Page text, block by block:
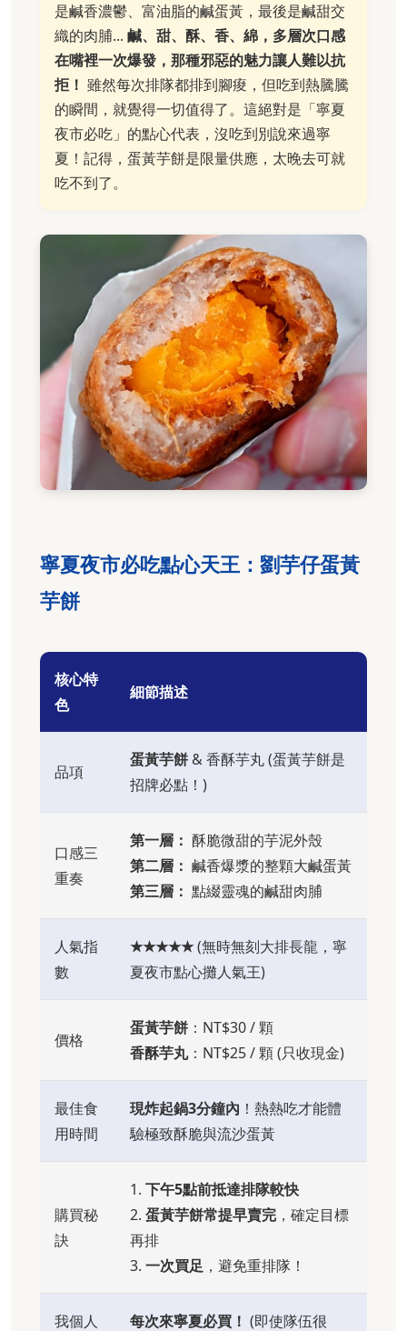
是鹹香濃鬱、富油脂的鹹蛋黃，最後是鹹甜交
織的肉脯... 鹹、甜、酥、香、綿，多層次口感
在嘴裡一次爆發，那種邪惡的魅力讓人難以抗
拒！ 雖然每次排隊都排到腳痠，但吃到熱騰騰
的瞬間，就覺得一切值得了。這絕對是「寧夏
夜市必吃」的點心代表，沒吃到別說來過寧
夏！記得，蛋黃芋餅是限量供應，太晚去可就
吃不到了。
寧夏夜市必吃點心天王：劉芋仔蛋黃
芋餅
核心特
色
細節描述
品項
蛋黃芋餅 & 香酥芋丸 (蛋黃芋餅是
招牌必點！)
口感三
重奏
第一層： 酥脆微甜的芋泥外殼
第二層： 鹹香爆漿的整顆大鹹蛋黃
第三層： 點綴靈魂的鹹甜肉脯
人氣指
數
★★★★★(無時無刻大排長龍，寧
夏夜市點心攤人氣王)
價格
蛋黃芋餅 ：NT$30 / 顆
香酥芋丸：NT$25 / 顆 (只收現金)
最佳食
用時間
現炸起鍋3分鐘內 ！熱熱吃才能體
驗極致酥脆與流沙蛋黃
購買秘
訣
1. 下午5點前抵達排隊較快
2. 蛋黃芋餅常提早賣完 ，確定目標
再排
3. 一次買足 ，避免重排隊！
我個人 每次來寧夏必買！ (即使隊伍很